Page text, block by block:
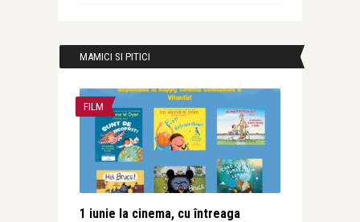
MAMICI SI PITICI
FILM
1 iunie la cinema, cu întreaga